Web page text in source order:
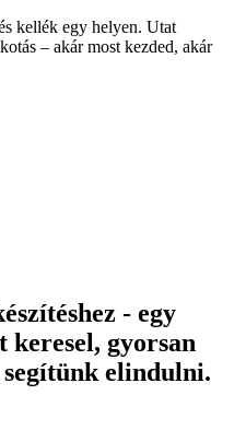
kellék egy helyen. Utat
– akár most kezded, akár
- egy
keresel, gyorsan
elindulni.